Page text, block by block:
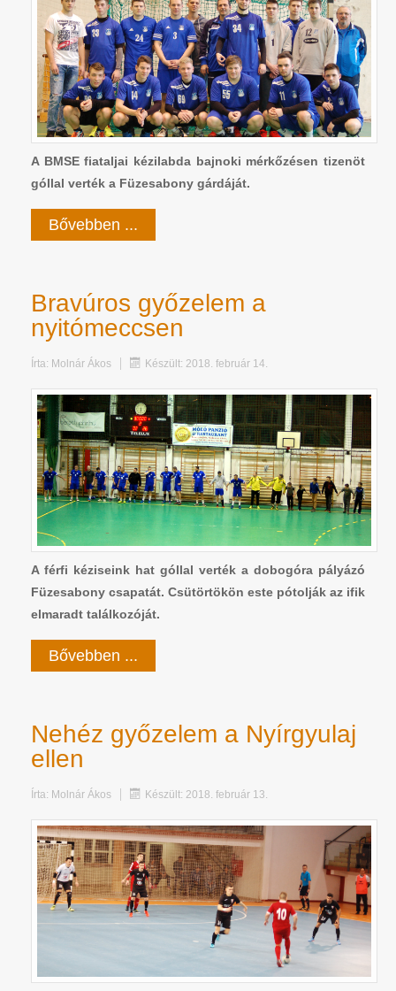
A BMSE fiataljai kézilabda bajnoki mérkőzésen tizenöt
góllal verték a Füzesabony gárdáját.
Bővebben ...
Bravúros győzelem a
nyitómeccsen
Írta: Molnár Ákos Készült: 2018. február 14.
A férfi kéziseink hat góllal verték a dobogóra pályázó
Füzesabony csapatát. Csütörtökön este pótolják az ifik
elmaradt találkozóját.
Bővebben ...
Nehéz győzelem a Nyírgyulaj
ellen
Írta: Molnár Ákos Készült: 2018. február 13.